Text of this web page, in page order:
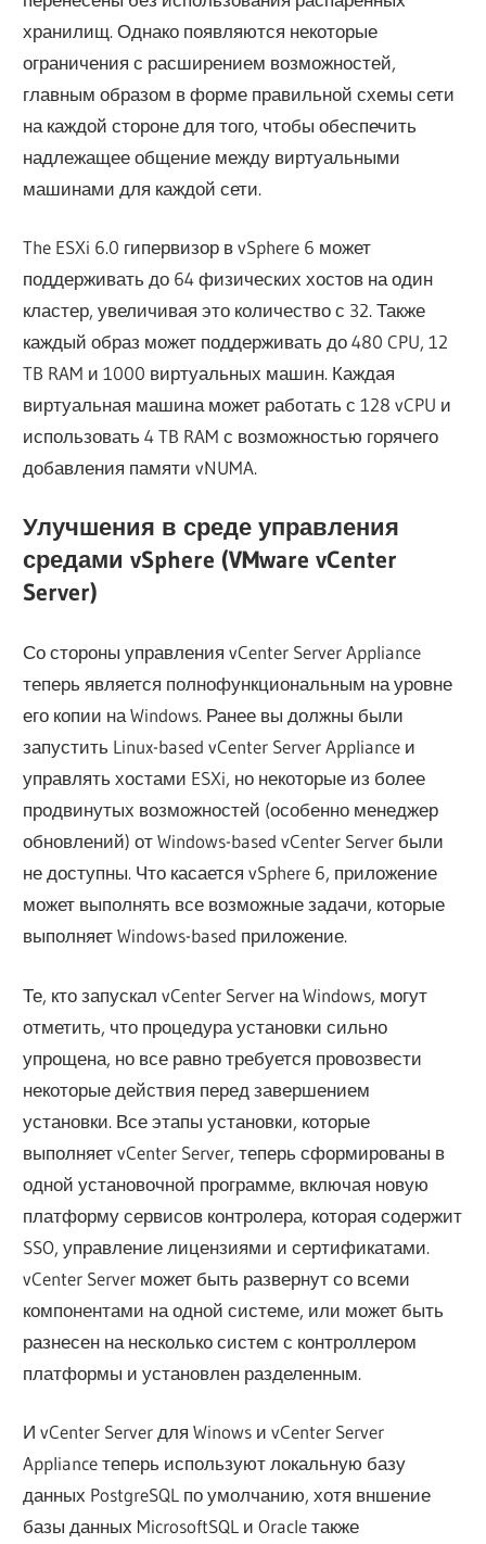
хранилищ. Однако появляются некоторые
ограничения с расширением возможностей,
главным образом в форме правильной схемы сети
на каждой стороне для того, чтобы обеспечить
надлежащее общение между виртуальными
машинами для каждой сети.
The ESXi 6.0 гипервизор в vSphere 6 может
поддерживать до 64 физических хостов на один
кластер, увеличивая это количество с 32. Также
каждый образ может поддерживать до 480 CPU, 12
TB RAM и 1000 виртуальных машин. Каждая
виртуальная машина может работать с 128 vCPU и
использовать 4 TB RAM с возможностью горячего
добавления памяти vNUMA.
Улучшения в среде управления
средами vSphere (VMware vCenter
Server)
Со стороны управления vCenter Server Appliance
теперь является полнофункциональным на уровне
его копии на Windows. Ранее вы должны были
запустить Linux-based vCenter Server Appliance и
управлять хостами ESXi, но некоторые из более
продвинутых возможностей (особенно менеджер
обновлений) от Windows-based vCenter Server были
не доступны. Что касается vSphere 6, приложение
может выполнять все возможные задачи, которые
выполняет Windows-based приложение.
Те, кто запускал vCenter Server на Windows, могут
отметить, что процедура установки сильно
упрощена, но все равно требуется провозвести
некоторые действия перед завершением
установки. Все этапы установки, которые
выполняет vCenter Server, теперь сформированы в
одной установочной программе, включая новую
платформу сервисов контролера, которая содержит
SSO, управление лицензиями и сертификатами.
vCenter Server может быть развернут со всеми
компонентами на одной системе, или может быть
разнесен на несколько систем с контроллером
платформы и установлен разделенным.
И vCenter Server для Winows и vCenter Server
Appliance теперь используют локальную базу
данных PostgreSQL по умолчанию, хотя вншение
базы данных MicrosoftSQL и Oracle также